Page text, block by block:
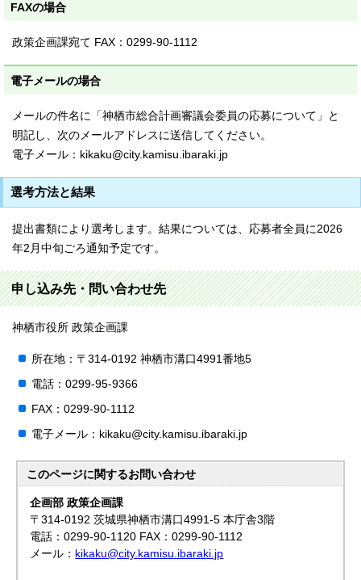
FAXの場合
政策企画課宛て FAX：0299-90-1112
電子メールの場合
メールの件名に「神栖市総合計画審議会委員の応募について」と
明記し、次のメールアドレスに送信してください。
電子メール：kikaku@city.kamisu.ibaraki.jp
選考方法と結果
提出書類により選考します。結果については、応募者全員に2026
年2月中旬ごろ通知予定です。
申し込み先・問い合わせ先
神栖市役所 政策企画課
所在地：〒314-0192 神栖市溝口4991番地5
電話：0299-95-9366
FAX：0299-90-1112
電子メール：kikaku@city.kamisu.ibaraki.jp
このページに関するお問い合わせ
企画部 政策企画課
〒314-0192 茨城県神栖市溝口4991-5 本庁舎3階
電話：0299-90-1120 FAX：0299-90-1112
メール： kikaku@city.kamisu.ibaraki.jp